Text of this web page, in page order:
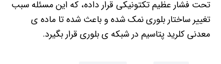
تحت فشار عظیم تکتونیکی قرار داده، که این مسئله سبب
تغییر ساختار بلوری نمک شده و باعث شده تا ماده ی
معدنی کلرید پتاسیم در شبکه ی بلوری قرار بگیرد.